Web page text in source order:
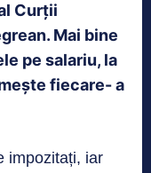
Curții
Mai bine
pe salariu, la
fiecare- a
impozitați, iar